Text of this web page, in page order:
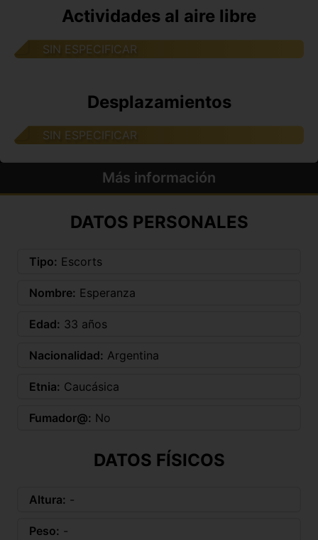
Actividades al aire libre
SIN ESPECIFICAR
Desplazamientos
SIN ESPECIFICAR
Más información
DATOS PERSONALES
Tipo: Escorts
Nombre: Esperanza
Edad: 33 años
Nacionalidad: Argentina
Etnia: Caucásica
Fumador@: No
DATOS FÍSICOS
Altura: -
Peso: -